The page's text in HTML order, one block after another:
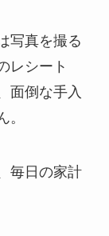
写真を撮る
レシート
面倒な手入
。
毎日の家計